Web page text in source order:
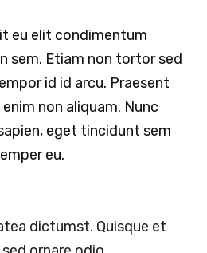
eu elit condimentum
sem. Etiam non tortor sed
id id arcu. Praesent
non aliquam. Nunc
eget tincidunt sem
eu.
dictumst. Quisque et